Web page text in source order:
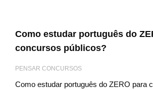
Como estudar português do
concursos públicos?
PENSAR CONCURSOS
Como estudar português do ZERO para